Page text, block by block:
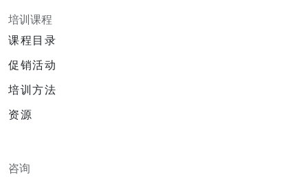
培训课程
课程目录
促销活动
培训方法
资源
咨询